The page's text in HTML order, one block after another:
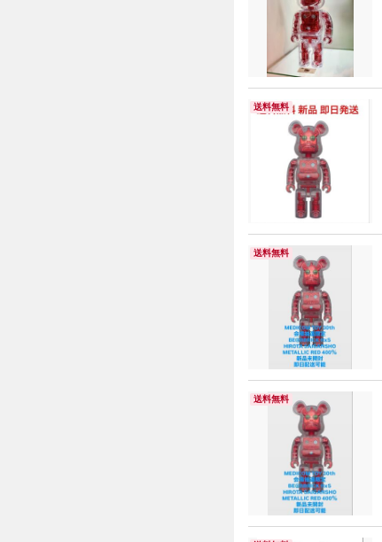
送料無料
送料無料
送料無料